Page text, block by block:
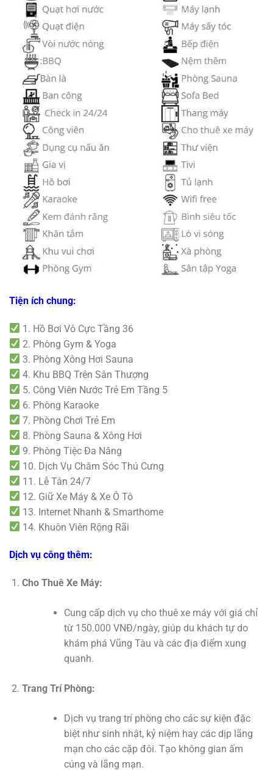
Tiện ích chung:
1. Hồ Bơi Vô Cực Tầng 36
2. Phòng Gym & Yoga
3. Phòng Xông Hơi Sauna
4. Khu BBQ Trên Sân Thượng
5. Công Viên Nước Trẻ Em Tầng 5
6. Phòng Karaoke
7. Phòng Chơi Trẻ Em
8. Phòng Sauna & Xông Hơi
9. Phòng Tiệc Đa Năng
10. Dịch Vụ Chăm Sóc Thú Cưng
11. Lễ Tân 24/7
12. Giữ Xe Máy & Xe Ô Tô
13. Internet Nhanh & Smarthome
14. Khuôn Viên Rộng Rãi
Dịch vụ công thêm:
Cho Thuê Xe Máy:
Cung cấp dịch vụ cho thuê xe máy với giá chỉ
từ 150.000 VNĐ/ngày, giúp du khách tự do
khám phá Vũng Tàu và các địa điểm xung
quanh.
Trang Trí Phòng:
Dịch vụ trang trí phòng cho các sự kiện đặc
biệt như sinh nhật, kỷ niệm hay các dịp lãng
mạn cho các cặp đôi. Tạo không gian ấm
cúng và lãng mạn.